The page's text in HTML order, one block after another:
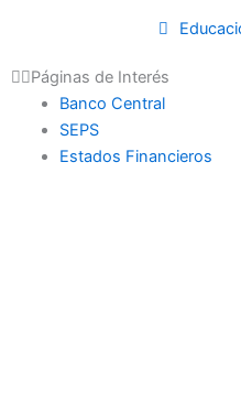
Páginas de Interés
Banco Central
SEPS
Estados Financieros